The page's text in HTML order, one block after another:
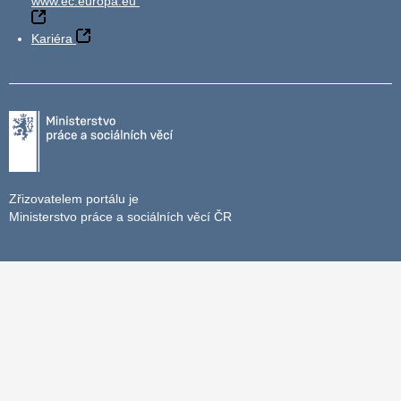
Kariéra
Zřizovatelem portálu je
Ministerstvo práce a sociálních věcí ČR